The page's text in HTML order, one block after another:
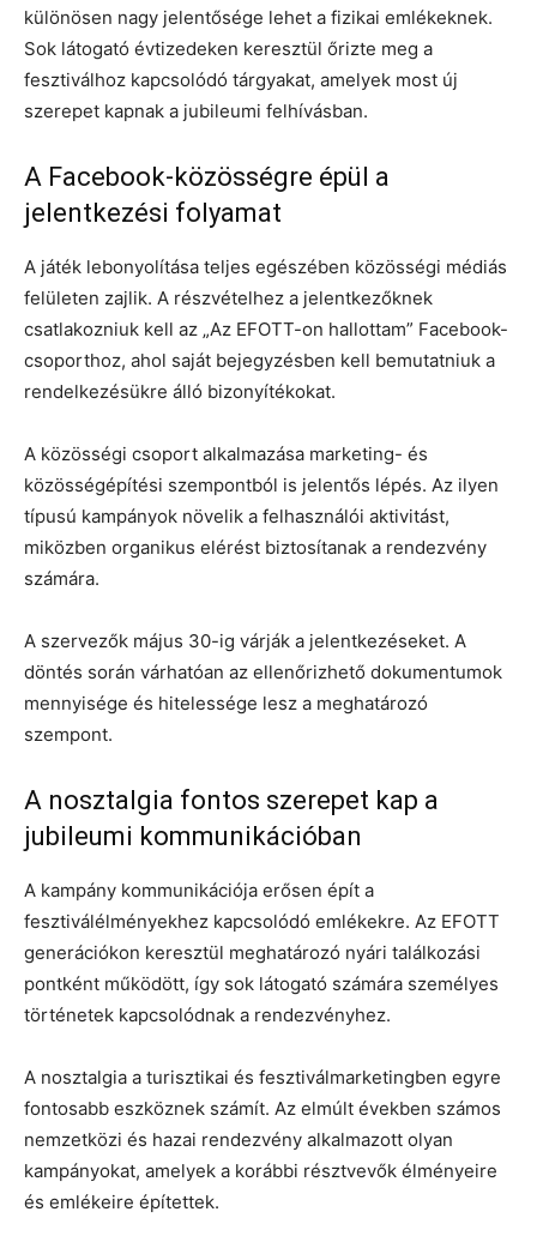
különösen nagy jelentősége lehet a fizikai emlékeknek.
Sok látogató évtizedeken keresztül őrizte meg a
fesztiválhoz kapcsolódó tárgyakat, amelyek most új
szerepet kapnak a jubileumi felhívásban.
A Facebook-közösségre épül a
jelentkezési folyamat
A játék lebonyolítása teljes egészében közösségi médiás
felületen zajlik. A részvételhez a jelentkezőknek
csatlakozniuk kell az „Az EFOTT-on hallottam” Facebook-
csoporthoz, ahol saját bejegyzésben kell bemutatniuk a
rendelkezésükre álló bizonyítékokat.
A közösségi csoport alkalmazása marketing- és
közösségépítési szempontból is jelentős lépés. Az ilyen
típusú kampányok növelik a felhasználói aktivitást,
miközben organikus elérést biztosítanak a rendezvény
számára.
A szervezők május 30-ig várják a jelentkezéseket. A
döntés során várhatóan az ellenőrizhető dokumentumok
mennyisége és hitelessége lesz a meghatározó
szempont.
A nosztalgia fontos szerepet kap a
jubileumi kommunikációban
A kampány kommunikációja erősen épít a
fesztiválélményekhez kapcsolódó emlékekre. Az EFOTT
generációkon keresztül meghatározó nyári találkozási
pontként működött, így sok látogató számára személyes
történetek kapcsolódnak a rendezvényhez.
A nosztalgia a turisztikai és fesztiválmarketingben egyre
fontosabb eszköznek számít. Az elmúlt években számos
nemzetközi és hazai rendezvény alkalmazott olyan
kampányokat, amelyek a korábbi résztvevők élményeire
és emlékeire építettek.